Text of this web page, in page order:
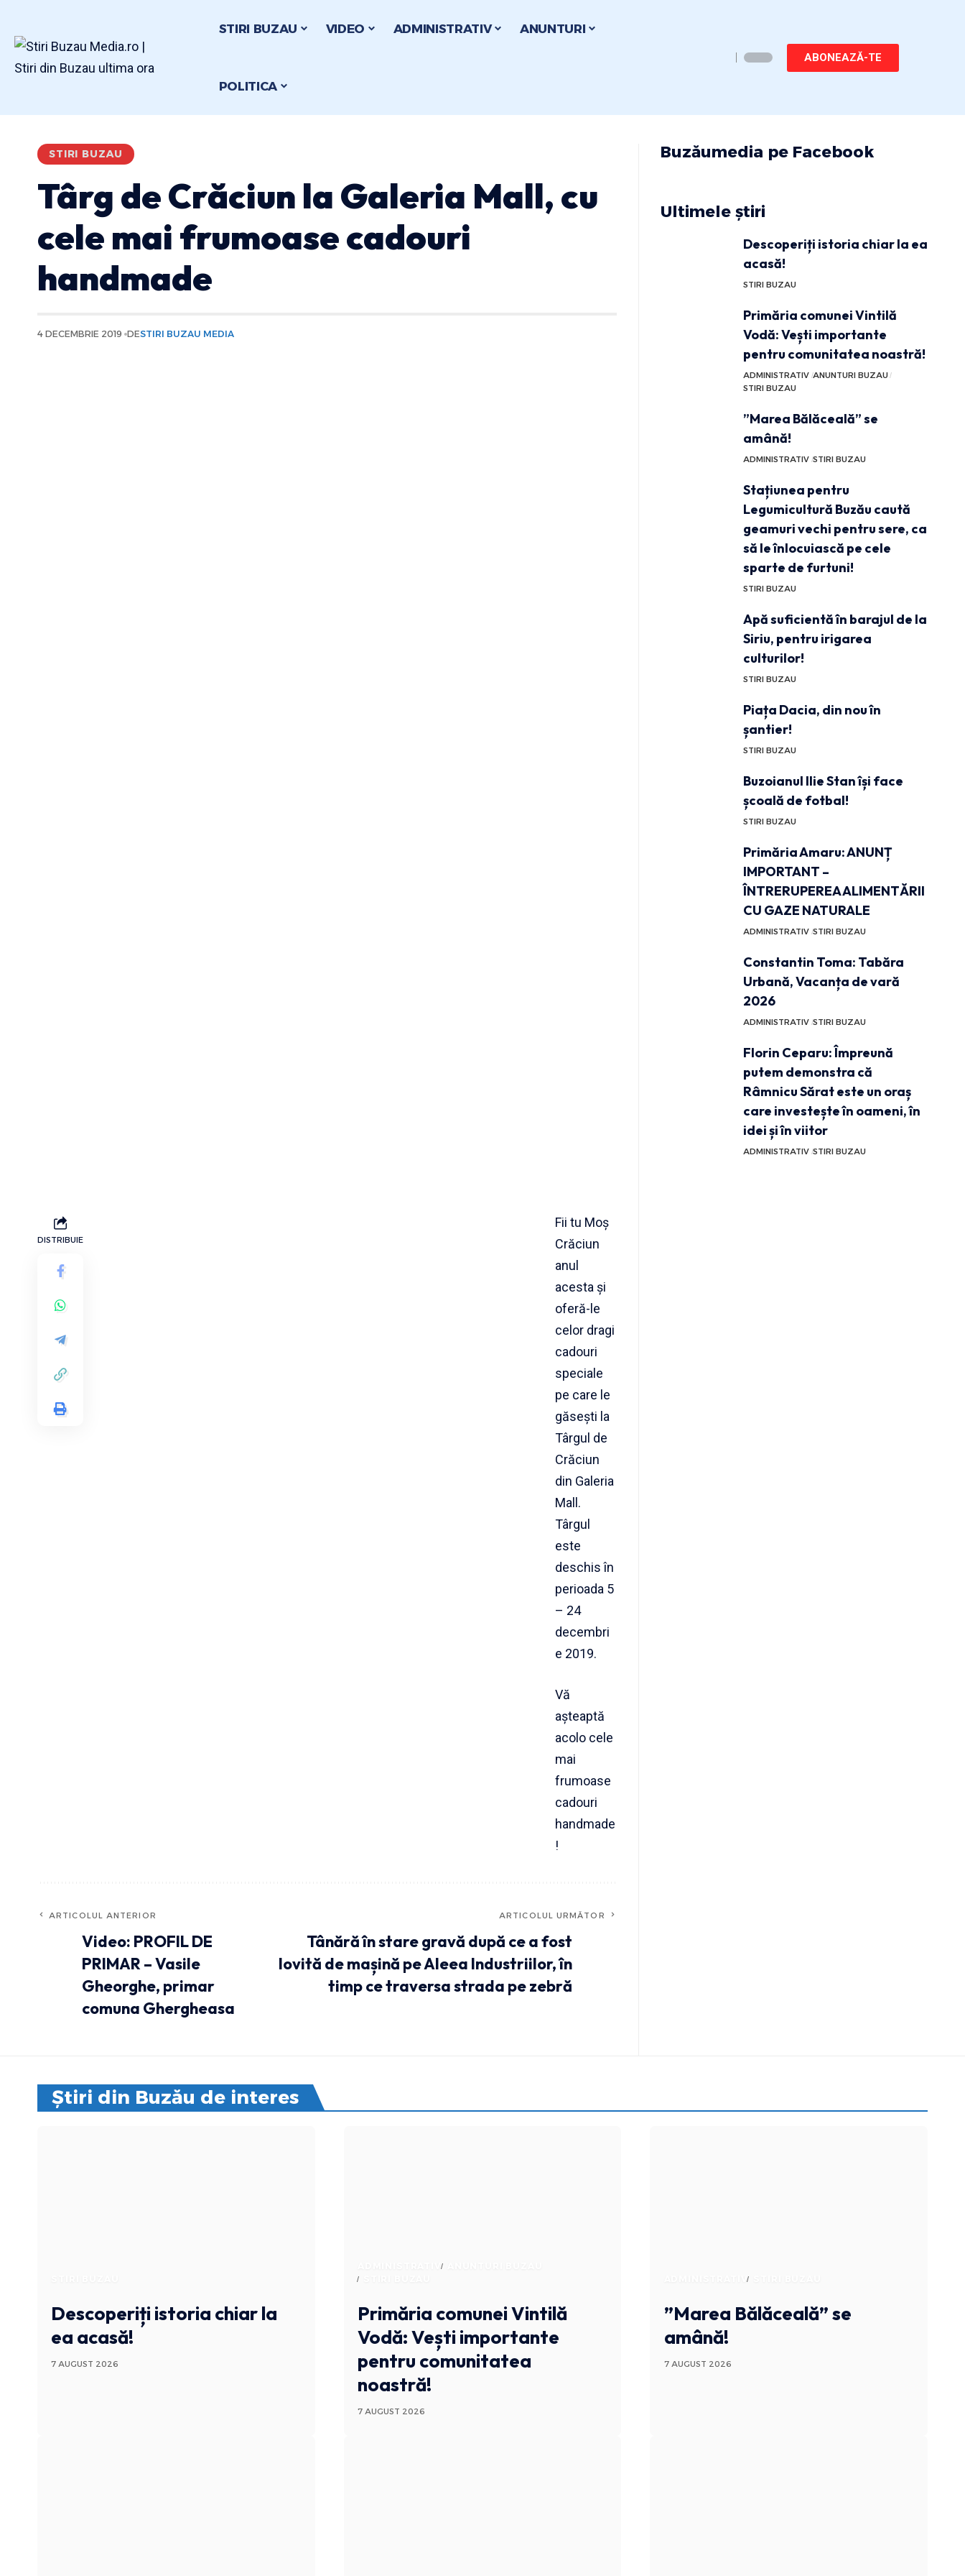
STIRI BUZAU VIDEO ADMINISTRATIV ANUNTURI
POLITICA
ABONEAZĂ-TE
STIRI BUZAU
Târg de Crăciun la Galeria Mall, cu
cele mai frumoase cadouri
handmade
4 DECEMBRIE 2019 DESTIRI BUZAU MEDIA
DISTRIBUIE
Fii tu Moș
Crăciun
anul
acesta și
oferă-le
celor dragi
cadouri
speciale
pe care le
găsești la
Târgul de
Crăciun
din Galeria
Mall.
Târgul
este
deschis în
perioada 5
– 24
decembri
e 2019.
Vă
așteaptă
acolo cele
mai
frumoase
cadouri
handmade
!
ARTICOLUL ANTERIOR
Video: PROFIL DE
PRIMAR – Vasile
Gheorghe, primar
comuna Ghergheasa
ARTICOLUL URMĂTOR
Tânără în stare gravă după ce a fost
lovită de mașină pe Aleea Industriilor, în
timp ce traversa strada pe zebră
Buzăumedia pe Facebook
Ultimele știri
Descoperiți istoria chiar la ea
acasă!
STIRI BUZAU
Primăria comunei Vintilă
Vodă: Vești importante
pentru comunitatea noastră!
ADMINISTRATIV ANUNTURI BUZAU
STIRI BUZAU
”Marea Bălăceală” se
amână!
ADMINISTRATIV STIRI BUZAU
Stațiunea pentru
Legumicultură Buzău caută
geamuri vechi pentru sere, ca
să le înlocuiască pe cele
sparte de furtuni!
STIRI BUZAU
Apă suficientă în barajul de la
Siriu, pentru irigarea
culturilor!
STIRI BUZAU
Piața Dacia, din nou în
șantier!
STIRI BUZAU
Buzoianul Ilie Stan își face
școală de fotbal!
STIRI BUZAU
Primăria Amaru: ANUNȚ
IMPORTANT –
ÎNTRERUPEREA ALIMENTĂRII
CU GAZE NATURALE
ADMINISTRATIV STIRI BUZAU
Constantin Toma: Tabăra
Urbană, Vacanța de vară
2026
ADMINISTRATIV STIRI BUZAU
Florin Ceparu: Împreună
putem demonstra că
Râmnicu Sărat este un oraș
care investește în oameni, în
idei și în viitor
ADMINISTRATIV STIRI BUZAU
Știri din Buzău de interes
Descoperiți istoria chiar la
ea acasă!
7 AUGUST 2026
ADMINISTRATIV
Primăria comunei Vintilă
Vodă: Vești importante
pentru comunitatea
noastră!
7 AUGUST 2026
ADMINISTRATIV
”Marea Bălăceală” se
amână!
7 AUGUST 2026